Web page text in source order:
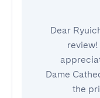
Dear
Dame
the